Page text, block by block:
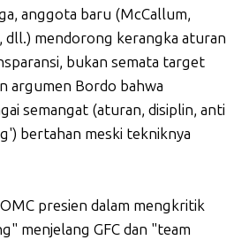
anggota baru (McCallum,
dll.) mendorong kerangka aturan
bukan semata target
argumen Bordo bahwa
semangat (aturan, disiplin, anti
bertahan meski tekniknya
presien dalam mengkritik
menjelang GFC dan "team